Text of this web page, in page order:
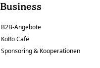
Business
B2B-Angebote
KoRo Cafe
Sponsoring & Kooperationen